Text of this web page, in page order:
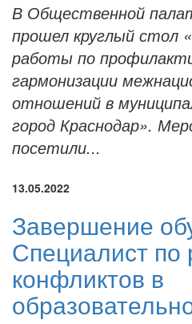
В Общественной
прошел круглый стол
работы по
гармонизации
отношений в
город Краснодар».
посетили...
13.05.2022
Завершение
Специалист
конфликтов в